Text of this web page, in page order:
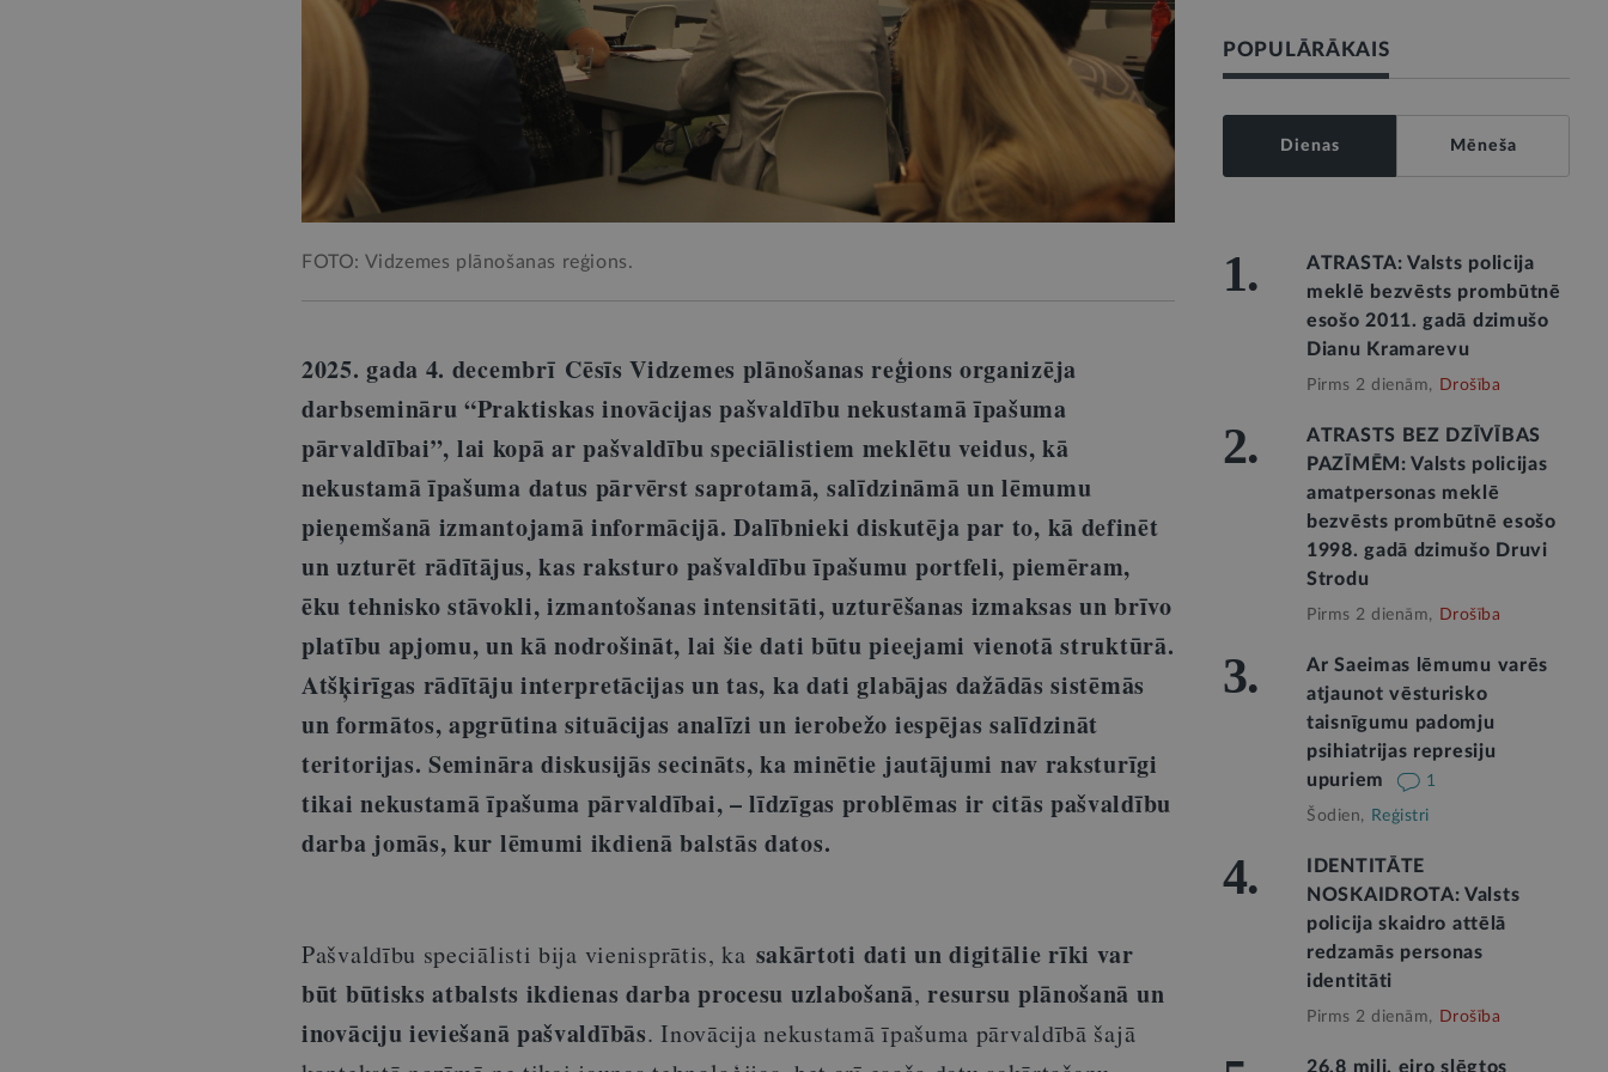
FOTO: Vidzemes plānošanas reģions.
2025. gada 4. decembrī Cēsīs Vidzemes plānošanas reģions organizēja
darbsemināru “Praktiskas inovācijas pašvaldību nekustamā īpašuma
pārvaldībai”, lai kopā ar pašvaldību speciālistiem meklētu veidus, kā
nekustamā īpašuma datus pārvērst saprotamā, salīdzināmā un lēmumu
pieņemšanā izmantojamā informācijā. Dalībnieki diskutēja par to, kā definēt
un uzturēt rādītājus, kas raksturo pašvaldību īpašumu portfeli, piemēram,
ēku tehnisko stāvokli, izmantošanas intensitāti, uzturēšanas izmaksas un brīvo
platību apjomu, un kā nodrošināt, lai šie dati būtu pieejami vienotā struktūrā.
Atšķirīgas rādītāju interpretācijas un tas, ka dati glabājas dažādās sistēmās
un formātos, apgrūtina situācijas analīzi un ierobežo iespējas salīdzināt
teritorijas. Semināra diskusijās secināts, ka minētie jautājumi nav raksturīgi
tikai nekustamā īpašuma pārvaldībai, – līdzīgas problēmas ir citās pašvaldību
darba jomās, kur lēmumi ikdienā balstās datos.
Pašvaldību speciālisti bija vienisprātis, ka sakārtoti dati un digitālie rīki var
būt būtisks atbalsts ikdienas darba procesu uzlabošanā, resursu plānošanā un
inovāciju ieviešanā pašvaldībās. Inovācija nekustamā īpašuma pārvaldībā šajā
POPULĀRĀKAIS
Dienas Mēneša
1.
ATRASTA: Valsts policija
meklē bezvēsts prombūtnē
esošo 2011. gadā dzimušo
Dianu Kramarevu
Pirms 2 dienām, Drošība
2.
ATRASTS BEZ DZĪVĪBAS
PAZĪMĒM: Valsts policijas
amatpersonas meklē
bezvēsts prombūtnē esošo
1998. gadā dzimušo Druvi
Strodu
Pirms 2 dienām, Drošība
3.
Ar Saeimas lēmumu varēs
atjaunot vēsturisko
taisnīgumu padomju
psihiatrijas represiju
upuriem
1
Šodien, Reģistri
4.
IDENTITĀTE
NOSKAIDROTA: Valsts
policija skaidro attēlā
redzamās personas
identitāti
Pirms 2 dienām, Drošība
26,8 milj. eiro slēgtos